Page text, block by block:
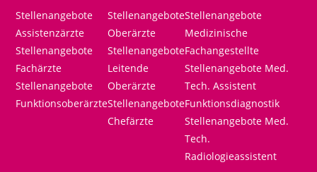
Stellenangebote
Assistenzärzte
Stellenangebote
Fachärzte
Stellenangebote
Funktionsoberärzte
Stellenangebote
Oberärzte
Stellenangebote
Leitende
Oberärzte
Stellenangebote
Chefärzte
Stellenangebote
Medizinische
Fachangestellte
Stellenangebote Med.
Tech. Assistent
Funktionsdiagnostik
Stellenangebote Med.
Tech.
Radiologieassistent